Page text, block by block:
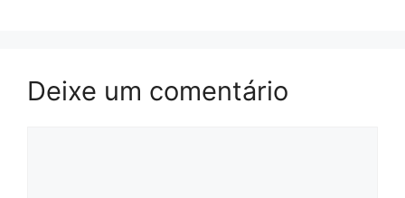
Deixe um comentário